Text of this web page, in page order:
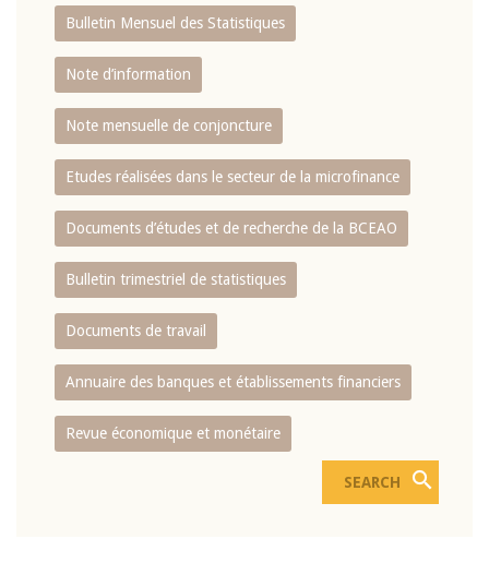
Bulletin Mensuel des Statistiques
Note d’information
Note mensuelle de conjoncture
Etudes réalisées dans le secteur de la microfinance
Documents d’études et de recherche de la BCEAO
Bulletin trimestriel de statistiques
Documents de travail
Annuaire des banques et établissements financiers
Revue économique et monétaire